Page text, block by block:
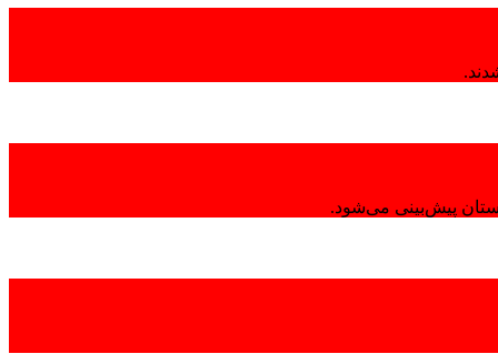
پیش‌بینی می‌شود.